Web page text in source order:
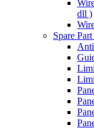
dll )
Spare